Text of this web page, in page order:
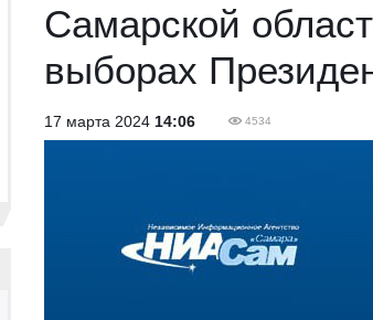
Самарской
выборах
17 марта 2024 14:06 4534